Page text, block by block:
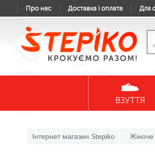
Про нас Доставка і оплата Для
ВЗУТТЯ
Інтернет магазин Stepiko Жіноче